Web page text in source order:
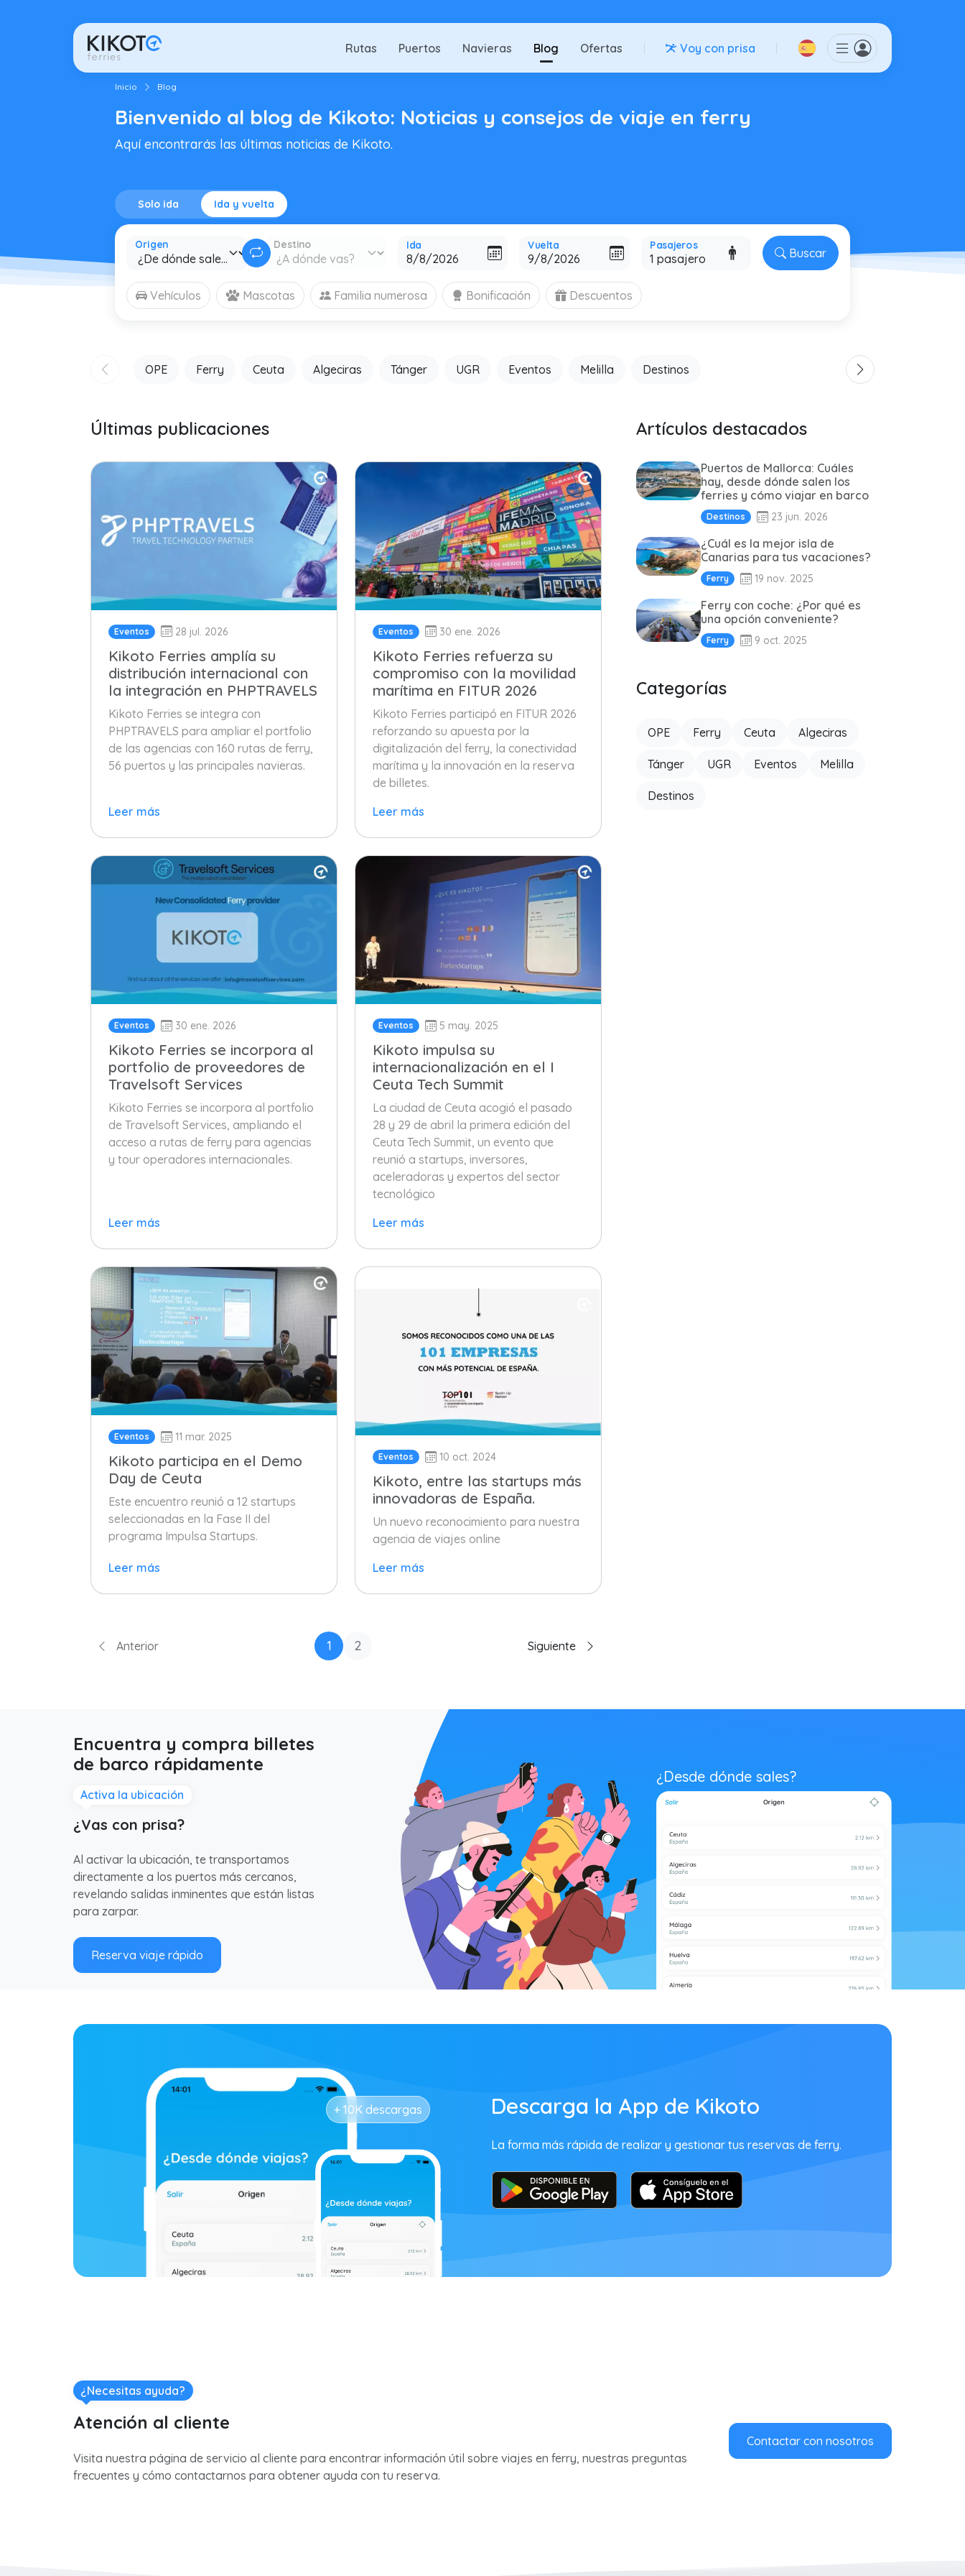
Rutas Puertos Navieras Blog Ofertas Voy con prisa
Solo ida Ida y vuelta
Origen Destino Ida Vuelta Pasajeros
Buscar
Vehículos Mascotas Familia numerosa Bonificación Descuentos
Inicio Blog
Bienvenido al blog de Kikoto: Noticias y consejos de viaje en ferry
Aquí encontrarás las últimas noticias de Kikoto.
OPE Ferry Ceuta Algeciras Tánger UGR Eventos Melilla Destinos
Últimas publicaciones
Eventos 28 jul. 2026
Kikoto Ferries amplía su
distribución internacional con
la integración en PHPTRAVELS
Kikoto Ferries se integra con
PHPTRAVELS para ampliar el portfolio
de las agencias con 160 rutas de ferry,
56 puertos y las principales navieras.
Leer más
Eventos 30 ene. 2026
Kikoto Ferries refuerza su
compromiso con la movilidad
marítima en FITUR 2026
Kikoto Ferries participó en FITUR 2026
reforzando su apuesta por la
digitalización del ferry, la conectividad
marítima y la innovación en la reserva
de billetes.
Leer más
Eventos 30 ene. 2026
Kikoto Ferries se incorpora al
portfolio de proveedores de
Travelsoft Services
Kikoto Ferries se incorpora al portfolio
de Travelsoft Services, ampliando el
acceso a rutas de ferry para agencias
y tour operadores internacionales.
Leer más
Eventos 5 may. 2025
Kikoto impulsa su
internacionalización en el I
Ceuta Tech Summit
La ciudad de Ceuta acogió el pasado
28 y 29 de abril la primera edición del
Ceuta Tech Summit, un evento que
reunió a startups, inversores,
aceleradoras y expertos del sector
tecnológico
Leer más
Eventos 11 mar. 2025
Kikoto participa en el Demo
Day de Ceuta
Este encuentro reunió a 12 startups
seleccionadas en la Fase II del
programa Impulsa Startups.
Leer más
Eventos 10 oct. 2024
Kikoto, entre las startups más
innovadoras de España.
Un nuevo reconocimiento para nuestra
agencia de viajes online
Leer más
Anterior 1 2 Siguiente
Artículos destacados
Puertos de Mallorca: Cuáles
hay, desde dónde salen los
ferries y cómo viajar en barco
Destinos 23 jun. 2026
¿Cuál es la mejor isla de
Canarias para tus vacaciones?
Ferry 19 nov. 2025
Ferry con coche: ¿Por qué es
una opción conveniente?
Ferry 9 oct. 2025
Categorías
OPE Ferry Ceuta Algeciras
Tánger UGR Eventos Melilla
Destinos
Encuentra y compra billetes
de barco rápidamente
Activa la ubicación
¿Vas con prisa?
Al activar la ubicación, te transportamos
directamente a los puertos más cercanos,
revelando salidas inminentes que están listas
para zarpar.
Reserva viaje rápido
¿Desde dónde sales?
Descarga la App de Kikoto
La forma más rápida de realizar y gestionar tus reservas de ferry.
+ 10K descargas
¿Necesitas ayuda?
Atención al cliente
Visita nuestra página de servicio al cliente para encontrar información útil sobre viajes en ferry, nuestras preguntas
frecuentes y cómo contactarnos para obtener ayuda con tu reserva.
Contactar con nosotros